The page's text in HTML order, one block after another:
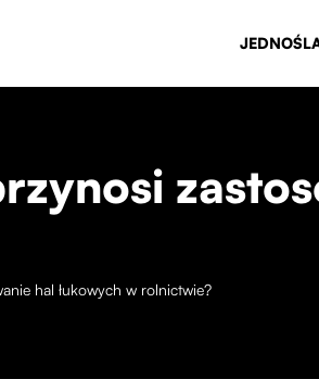
hal łukowych w rolnictwie?